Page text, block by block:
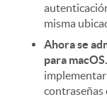
misma
Ahora se
para macOS.
contraseñas